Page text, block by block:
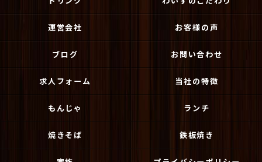
運営会社 お客様の声
ブログ お問い合わせ
求人フォーム 当社の特徴
もんじゃ ランチ
焼きそば 鉄板焼き